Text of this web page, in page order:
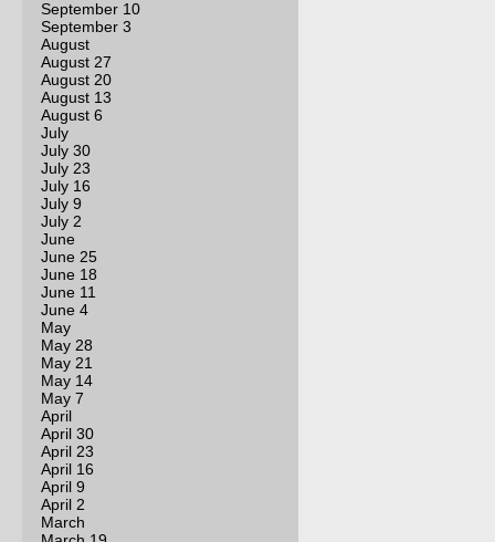
September 10
September 3
August
August 27
August 20
August 13
August 6
July
July 30
July 23
July 16
July 9
July 2
June
June 25
June 18
June 11
June 4
May
May 28
May 21
May 14
May 7
April
April 30
April 23
April 16
April 9
April 2
March